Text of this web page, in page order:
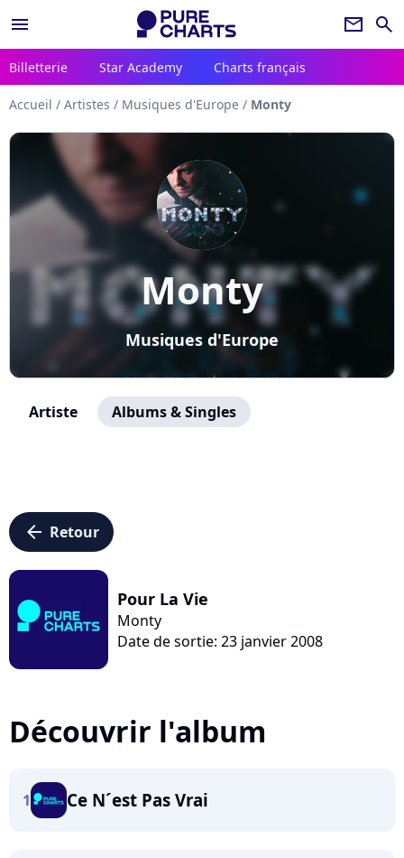
menu newsletter search
Billetterie Star Academy Charts français
Accueil / Artistes / Musiques d'Europe / Monty
Monty
Musiques d'Europe
Artiste Albums & Singles
arrow_left Retour
Pour La Vie
Monty
Date de sortie: 23 janvier 2008
Découvrir l'album
1 Ce N´est Pas Vrai